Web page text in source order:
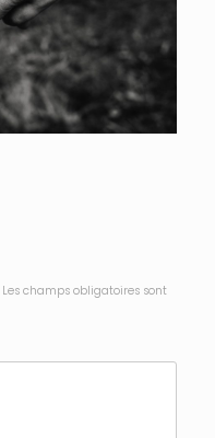
Les champs obligatoires sont